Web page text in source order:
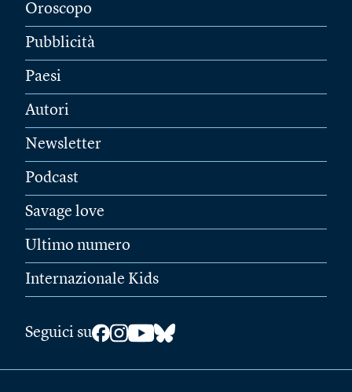
Oroscopo
Pubblicità
Paesi
Autori
Newsletter
Podcast
Savage love
Ultimo numero
Internazionale Kids
Seguici su